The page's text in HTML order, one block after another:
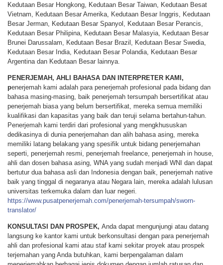
Kedutaan Besar Hongkong, Kedutaan Besar Taiwan, Kedutaan Besat
Vietnam, Kedutaan Besar Amerika, Kedutaan Besar Inggris, Kedutaan
Besar Jerman, Kedutaan Besar Spanyol, Kedutaan Besar Perancis,
Kedutaan Besar Philipina, Kedutaan Besar Malasyia, Kedutaan Besar
Brunei Darussalam, Kedutaan Besar Brazil, Kedutaan Besar Swedia,
Kedutaan Besar India, Kedutaan Besar Polandia, Kedutaan Besar
Argentina dan Kedutaan Besar lainnya.
PENERJEMAH, AHLI BAHASA DAN INTERPRETER KAMI,
penerjemah kami adalah para penerjemah profesional pada bidang dan
bahasa masing-masing, baik penerjemah tersumpah bersertifikat atau
penerjemah biasa yang belum bersertifikat, mereka semua memiliki
kualifikasi dan kapasitas yang baik dan teruji selama bertahun-tahun.
Penerjemah kami terdiri dari profesional yang mengkhususkan
dedikasinya di dunia penerjemahan dan alih bahasa asing, mereka
memiliki latang belakang yang spesifik untuk bidang penerjemahan
seperti, penerjemah resmi, penerjemah freelance, penerjemah in house,
ahli dan dosen bahasa asing, WNA yang sudah menjadi WNI dan dapat
bertutur dua bahasa asli dan Indonesia dengan baik, penerjemah native
baik yang tinggal di negaranya atau Negara lain, mereka adalah lulusan
universitas terkemuka dalam dan luar negeri.
https://www.pusatpenerjemah.com/penerjemah-tersumpah/sworn-
translator/
KONSULTASI DAN PROSPEK, Anda dapat mengunjungi atau datang
langsung ke kantor kami untuk berkonsultasi dengan para penerjemah
ahli dan profesional kami atau staf kami sekitar proyek atau prospek
terjemahan yang Anda butuhkan, kami berpengalaman dalam